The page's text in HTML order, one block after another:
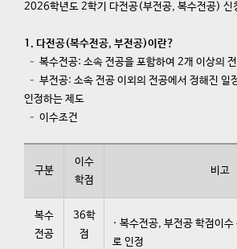
2026학년도 2학기 다전공(부전공, 복수전공) 신
1. 다전공(복수전공, 부전공)이란?
– 복수전공: 소속 전공을 포함하여 2개 이상의
– 부전공: 소속 전공 이외의 전공에서 정해진 일
인정하는 제도
– 이수조건
구분
이수
학점
비고
복수
전공
36학
점
· 복수전공, 부전공 학점이수
로 인정